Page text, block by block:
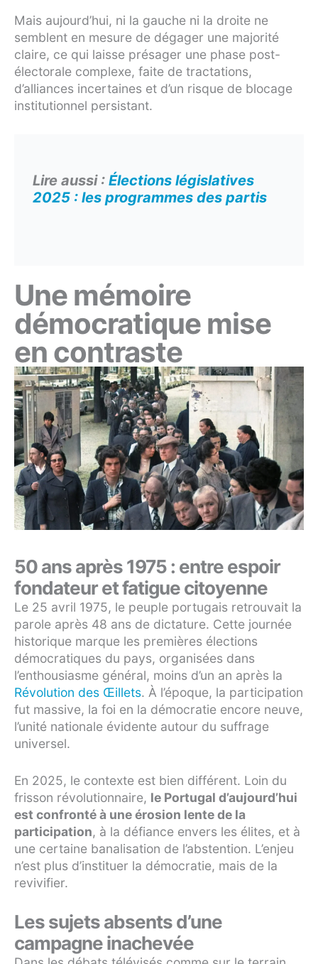
Mais aujourd’hui, ni la gauche ni la droite ne
semblent en mesure de dégager une majorité
claire, ce qui laisse présager une phase post-
électorale complexe, faite de tractations,
d’alliances incertaines et d’un risque de blocage
institutionnel persistant.
Lire aussi :Élections législatives
2025 : les programmes des partis
Une mémoire
démocratique mise
en contraste
50 ans après 1975 : entre espoir
fondateur et fatigue citoyenne
Le 25 avril 1975, le peuple portugais retrouvait la
parole après 48 ans de dictature. Cette journée
historique marque les premières élections
démocratiques du pays, organisées dans
l’enthousiasme général, moins d’un an après la
Révolution des Œillets. À l’époque, la participation
fut massive, la foi en la démocratie encore neuve,
l’unité nationale évidente autour du suffrage
universel.
En 2025, le contexte est bien différent. Loin du
frisson révolutionnaire, le Portugal d’aujourd’hui
est confronté à une érosion lente de la
participation, à la défiance envers les élites, et à
une certaine banalisation de l’abstention. L’enjeu
n’est plus d’instituer la démocratie, mais de la
revivifier.
Les sujets absents d’une
campagne inachevée